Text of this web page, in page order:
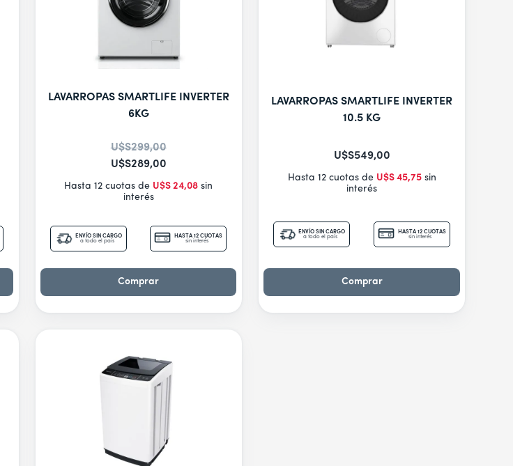
LAVARROPAS SMARTLIFE INVERTER
6KG
U$S299,00
U$S289,00
Hasta 12 cuotas de U$S 24,08 sin
interés
ENVÍO SIN CARGO
a todo el país
HASTA 12 CUOTAS
sin interés
Comprar
LAVARROPAS SMARTLIFE INVERTER
10.5 KG
U$S549,00
Hasta 12 cuotas de U$S 45,75sin
interés
ENVÍO SIN CARGO
a todo el país
HASTA 12 CUOTAS
sin interés
Comprar